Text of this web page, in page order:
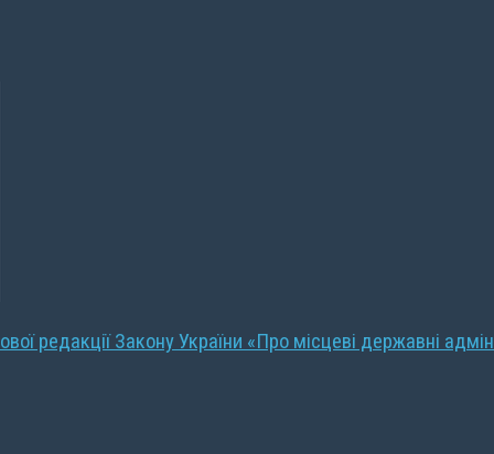
редакції Закону України «Про місцеві державні